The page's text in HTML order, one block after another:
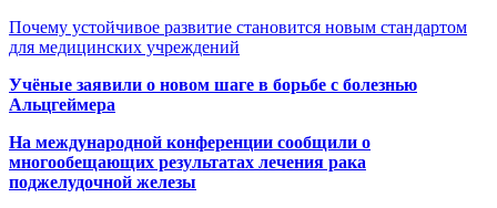
Почему устойчивое развитие становится новым стандартом
для медицинских учреждений
Учёные заявили о новом шаге в борьбе с болезнью
Альцгеймера
На международной конференции сообщили о
многообещающих результатах лечения рака
поджелудочной железы